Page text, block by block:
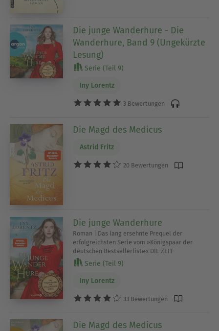
Die junge Wanderhure - Die
Wanderhure, Band 9 (Ungekürzte
Lesung)
Serie (Teil 9)
Iny Lorentz
3 Bewertungen
Die Magd des Medicus
Astrid Fritz
20 Bewertungen
Die junge Wanderhure
Roman | Das lang ersehnte Prequel der
erfolgreichsten Serie vom »Königspaar der
deutschen Bestsellerliste« DIE ZEIT
Serie (Teil 9)
Iny Lorentz
33 Bewertungen
Die Magd des Medicus